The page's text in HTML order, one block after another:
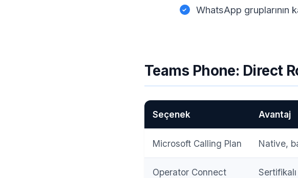
WhatsApp gruplarının
Teams Phone: Direct
Seçenek Avantaj
Microsoft Calling Plan Native,
Operator Connect